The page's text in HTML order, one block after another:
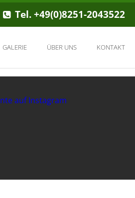
Tel. +49(0)8251-2043522
GALERIE ÜBER UNS KONTAKT
auf Instagram